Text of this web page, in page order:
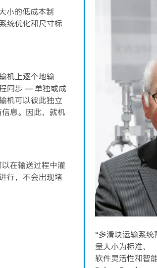
小的低成本制
统优化和尺寸标
机上逐个地输
同步 — 单独或成
机可以彼此独立
息。因此，就机
在输送过程中灌
行，不会出现堵
“多滑块运输系
量大小为标准、
软件灵活性和智